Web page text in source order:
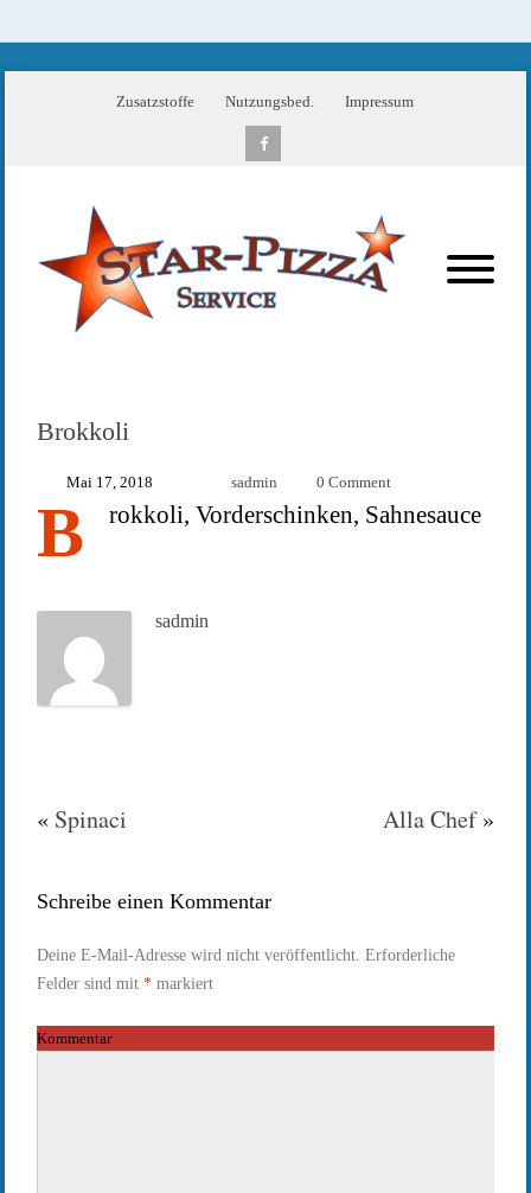
Zusatzstoffe Nutzungsbed. Impressum
Brokkoli
Mai 17, 2018 sadmin 0 Comment
B rokkoli, Vorderschinken, Sahnesauce
sadmin
« Spinaci Alla Chef»
Schreibe einen Kommentar
Deine E-Mail-Adresse wird nicht veröffentlicht. Erforderliche
Felder sind mit *markiert
Kommentar